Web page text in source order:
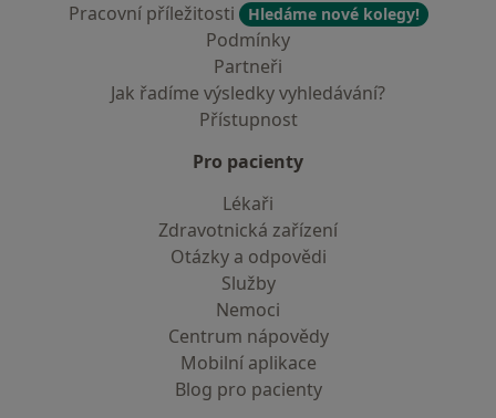
Pracovní příležitosti
Hledáme nové kolegy!
Podmínky
Partneři
Jak řadíme výsledky vyhledávání?
Přístupnost
Pro pacienty
Lékaři
Zdravotnická zařízení
Otázky a odpovědi
Služby
Nemoci
Centrum nápovědy
Mobilní aplikace
Blog pro pacienty